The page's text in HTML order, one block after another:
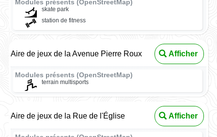
Modules présents (OpenStreetMap)
skate park
station de fitness
Aire de jeux de la Avenue Pierre Roux Afficher
Modules présents (OpenStreetMap)
terrain multisports
Aire de jeux de la Rue de l'Église Afficher